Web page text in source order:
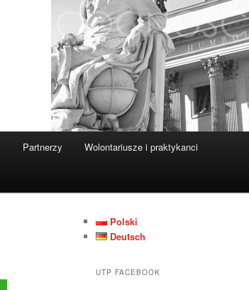
Partnerzy Wolontariusze i praktykanci
Polski
Deutsch
UTP FACEBOOK